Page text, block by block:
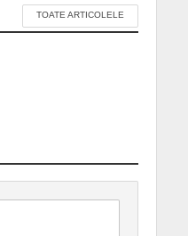
TOATE ARTICOLELE